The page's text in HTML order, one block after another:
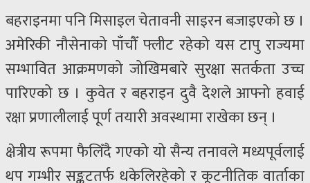
बहराइनमा पनि मिसाइल चेतावनी साइरन बजाइएको छ ।
अमेरिकी नौसेनाको पाँचौँ फ्लीट रहेको यस टापु राज्यमा
सम्भावित आक्रमणको जोखिमबारे सुरक्षा सतर्कता उच्च
पारिएको छ । कुवेत र बहराइन दुवै देशले आफ्नो हवाई
रक्षा प्रणालीलाई पूर्ण तयारी अवस्थामा राखेका छन् ।
क्षेत्रीय रूपमा फैलिँदै गएको यो सैन्य तनावले मध्यपूर्वलाई
थप गम्भीर सङ्कटतर्फ धकेलिरहेको र कूटनीतिक वार्ताका